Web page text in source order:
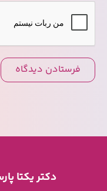
فرستادن دیدگاه
دکتر یکتا